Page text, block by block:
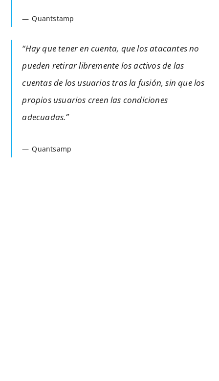
Quantstamp
“Hay que tener en cuenta, que los atacantes no
pueden retirar libremente los activos de las
cuentas de los usuarios tras la fusión, sin que los
propios usuarios creen las condiciones
adecuadas.”
Quantsamp